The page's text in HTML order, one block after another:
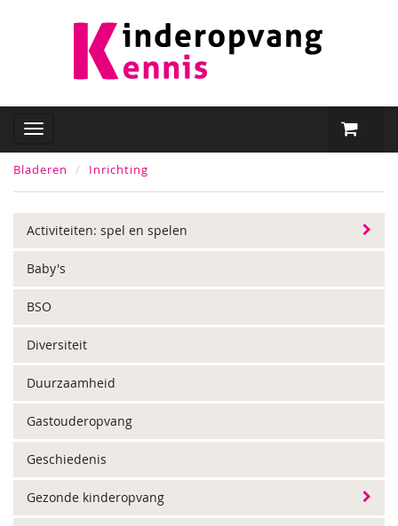
Bladeren Inrichting
Activiteiten: spel en spelen
Baby's
BSO
Diversiteit
Duurzaamheid
Gastouderopvang
Geschiedenis
Gezonde kinderopvang